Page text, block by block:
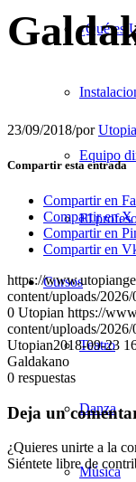
¿Qué es
Equipo
El
Cursos
Teatro
Danza
Música
23/09/2018/por
Compartir esta entrada
Compartir en
Compartir en X
Compartir en
Compartir en
https://
content/uploads/
0 Utopian https://
content/uploads/
Utopian2018-09-23
Galdakano
0 respuestas
Deja un
¿Quieres unirte a la
Siéntete libre de